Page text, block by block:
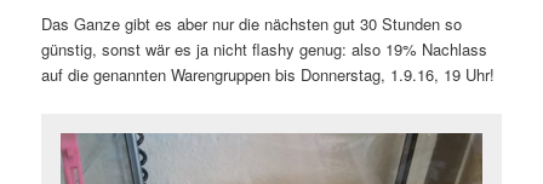
Das Ganze gibt es aber nur die nächsten gut 30 Stunden so
günstig, sonst wär es ja nicht flashy genug: also 19% Nachlass
auf die genannten Warengruppen bis Donnerstag, 1.9.16, 19 Uhr!